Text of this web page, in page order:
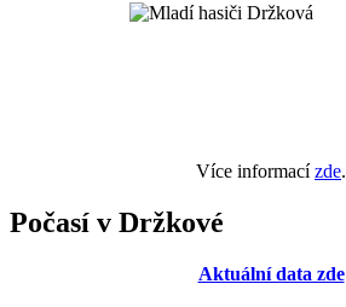
Více informacízde.
Počasí v Držkové
Aktuální data zde